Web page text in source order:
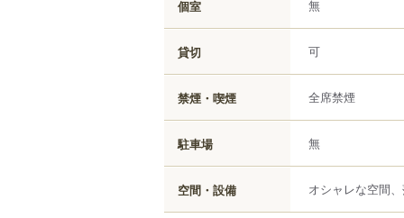
個室 無
貸切 可
禁煙・喫煙 全席禁煙
駐車場 無
空間・設備 オシャレな空間